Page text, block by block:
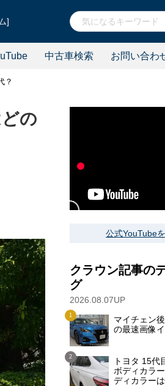
]
中古車検索 お問い合わ
？
の
公式YouTube
クラウン記事の
グ
2026.08.07UP
マイチェン
の最速画像
トヨタ 15代
ボディカラ
ディカラー